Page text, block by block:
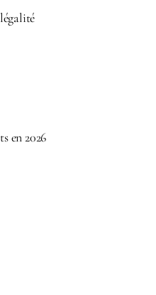
en 2026